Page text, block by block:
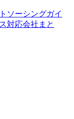
ソーシングガイ
対応会社まと